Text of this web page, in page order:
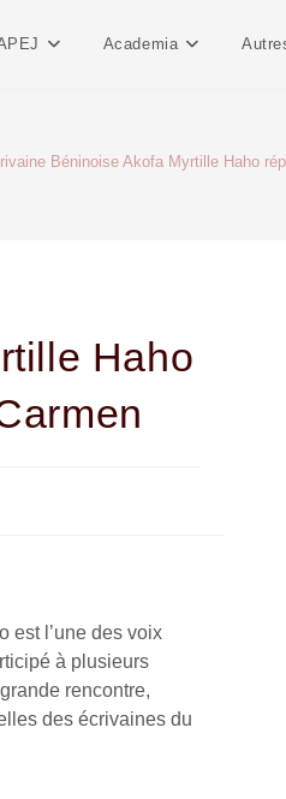
Academia
Béninoise Akofa Myrtille Haho
Haho
est l’une des voix
à plusieurs
rencontre,
des écrivaines du